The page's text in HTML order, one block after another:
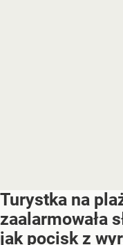
Turystka na
zaalarmowała
jak pocisk z